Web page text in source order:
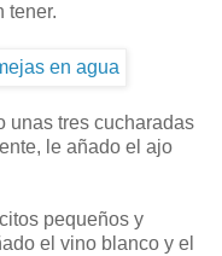
tener.
unas tres cucharadas
le añado el ajo
pequeños y
el vino blanco y el